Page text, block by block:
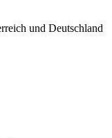
und Deutschland